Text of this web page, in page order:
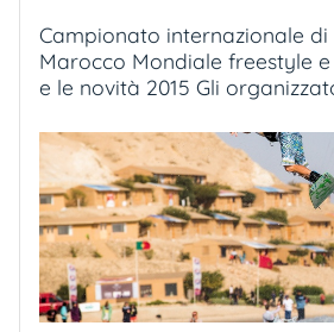
Campionato internazionale di
Marocco Mondiale freestyle
e le novità 2015 Gli